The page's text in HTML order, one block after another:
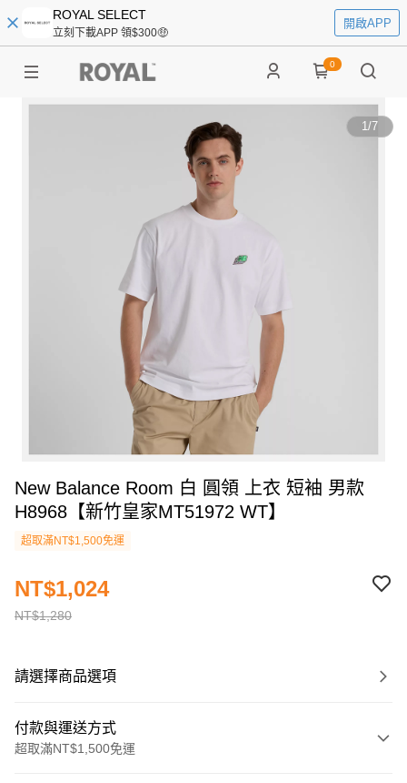
ROYAL SELECT
立刻下載APP 領$300🤑
開啟APP
0
1/7
New Balance Room 白 圓領 上衣 短袖 男款
H8968【新竹皇家MT51972 WT】
超取滿NT$1,500免運
NT$1,280
NT$1,024
請選擇商品選項
付款與運送方式
超取滿NT$1,500免運